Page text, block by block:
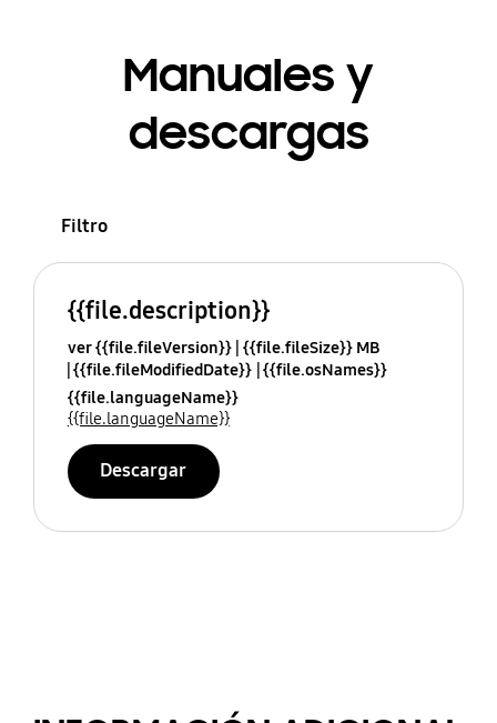
Manuales y
descargas
Filtro
{{file.description}}
ver {{file.fileVersion}} {{file.fileSize}} MB
{{file.fileModifiedDate}} {{file.osNames}}
{{file.languageName}}
{{file.languageName}}
Descargar